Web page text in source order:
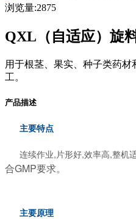
浏览量:2875
QXL（自适应）旋
用于根茎、果实、种子类药
工。
产品描述
主要特点
连续作业,片形好,效率高,整机
合GMP要求。
主要原理